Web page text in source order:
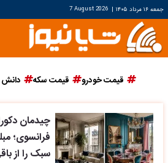
جمعه ۱۶ مرداد ۱۴۰۵ |
7 August 2026
قیمت خودرو قیمت سکه دانش
چیدمان
فرانسوی؛
سبک را از